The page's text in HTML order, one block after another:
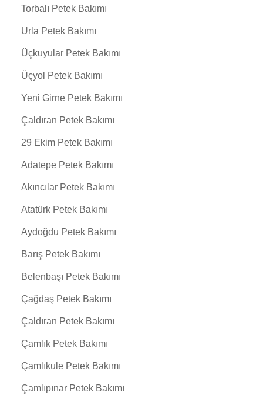
Torbalı Petek Bakımı
Urla Petek Bakımı
Üçkuyular Petek Bakımı
Üçyol Petek Bakımı
Yeni Girne Petek Bakımı
Çaldıran Petek Bakımı
29 Ekim Petek Bakımı
Adatepe Petek Bakımı
Akıncılar Petek Bakımı
Atatürk Petek Bakımı
Aydoğdu Petek Bakımı
Barış Petek Bakımı
Belenbaşı Petek Bakımı
Çağdaş Petek Bakımı
Çaldıran Petek Bakımı
Çamlık Petek Bakımı
Çamlıkule Petek Bakımı
Çamlıpınar Petek Bakımı